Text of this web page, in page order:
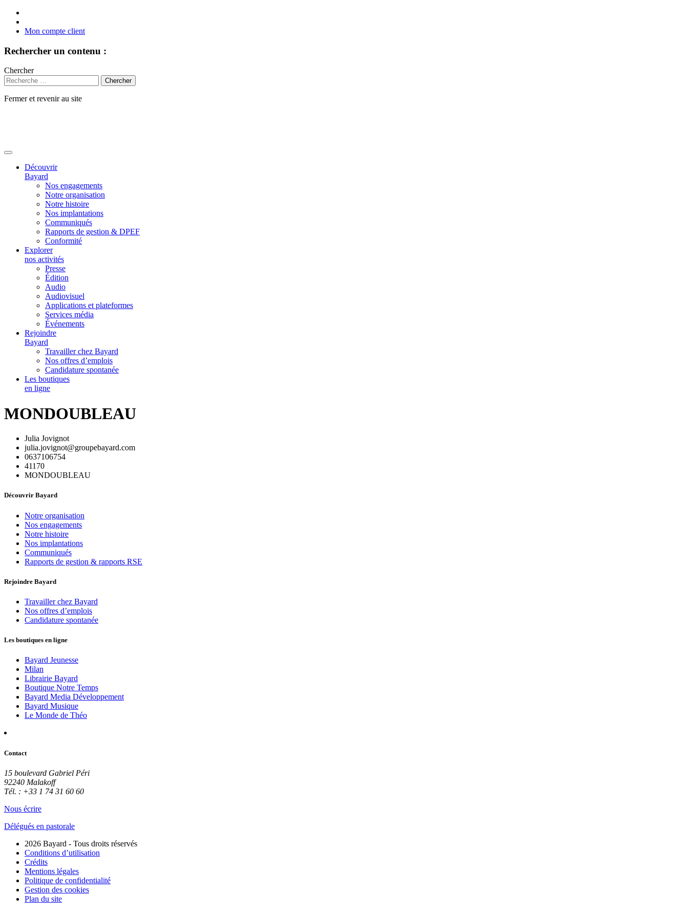
Mon compte client
Rechercher un contenu :
Chercher
Fermer et revenir au site
Découvrir
Bayard
Nos engagements
Notre organisation
Notre histoire
Nos implantations
Communiqués
Rapports de gestion & DPEF
Conformité
Explorer
nos activités
Presse
Édition
Audio
Audiovisuel
Applications et plateformes
Services média
Événements
Rejoindre
Bayard
Travailler chez Bayard
Nos offres d’emplois
Candidature spontanée
Les boutiques
en ligne
MONDOUBLEAU
Julia Jovignot
julia.jovignot@groupebayard.com
0637106754
41170
MONDOUBLEAU
Découvrir Bayard
Notre organisation
Nos engagements
Notre histoire
Nos implantations
Communiqués
Rapports de gestion & rapports RSE
Rejoindre Bayard
Travailler chez Bayard
Nos offres d’emplois
Candidature spontanée
Les boutiques en ligne
Bayard Jeunesse
Milan
Librairie Bayard
Boutique Notre Temps
Bayard Media Développement
Bayard Musique
Le Monde de Théo
Contact
15 boulevard Gabriel Péri
92240 Malakoff
Tél. : +33 1 74 31 60 60
Nous écrire
Délégués en pastorale
2026 Bayard - Tous droits réservés
Conditions d’utilisation
Crédits
Mentions légales
Politique de confidentialité
Gestion des cookies
Plan du site